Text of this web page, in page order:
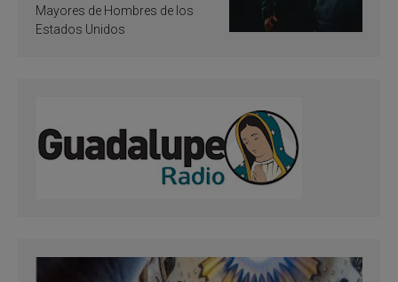
Mayores de Hombres de los
Estados Unidos